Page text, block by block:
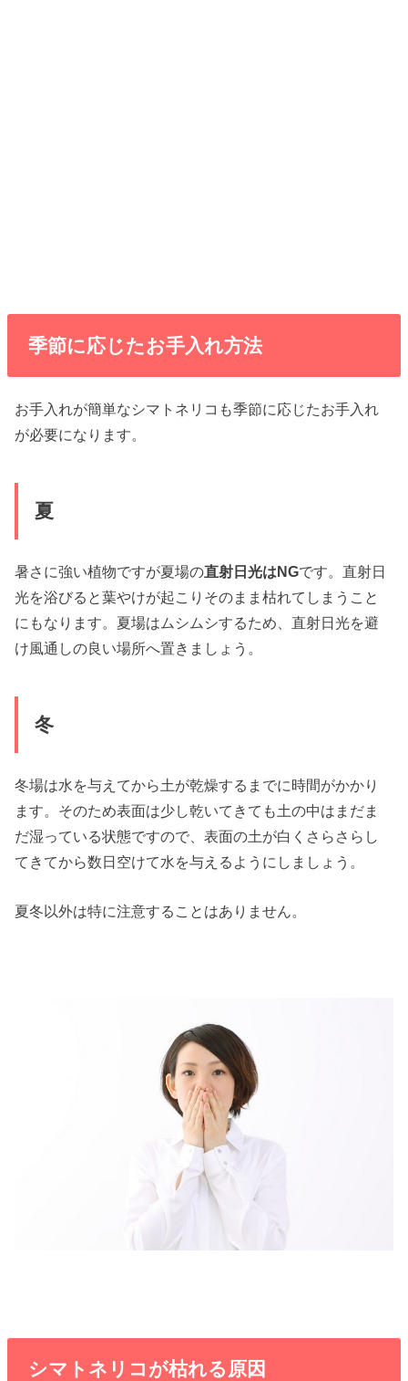
季節に応じたお手入れ方法
お手入れが簡単なシマトネリコも季節に応じたお手入れ
が必要になります。
夏
暑さに強い植物ですが夏場の直射日光はNGです。直射日
光を浴びると葉やけが起こりそのまま枯れてしまうこと
にもなります。夏場はムシムシするため、直射日光を避
け風通しの良い場所へ置きましょう。
冬
冬場は水を与えてから土が乾燥するまでに時間がかかり
ます。そのため表面は少し乾いてきても土の中はまだま
だ湿っている状態ですので、表面の土が白くさらさらし
てきてから数日空けて水を与えるようにしましょう。
夏冬以外は特に注意することはありません。
シマトネリコが枯れる原因